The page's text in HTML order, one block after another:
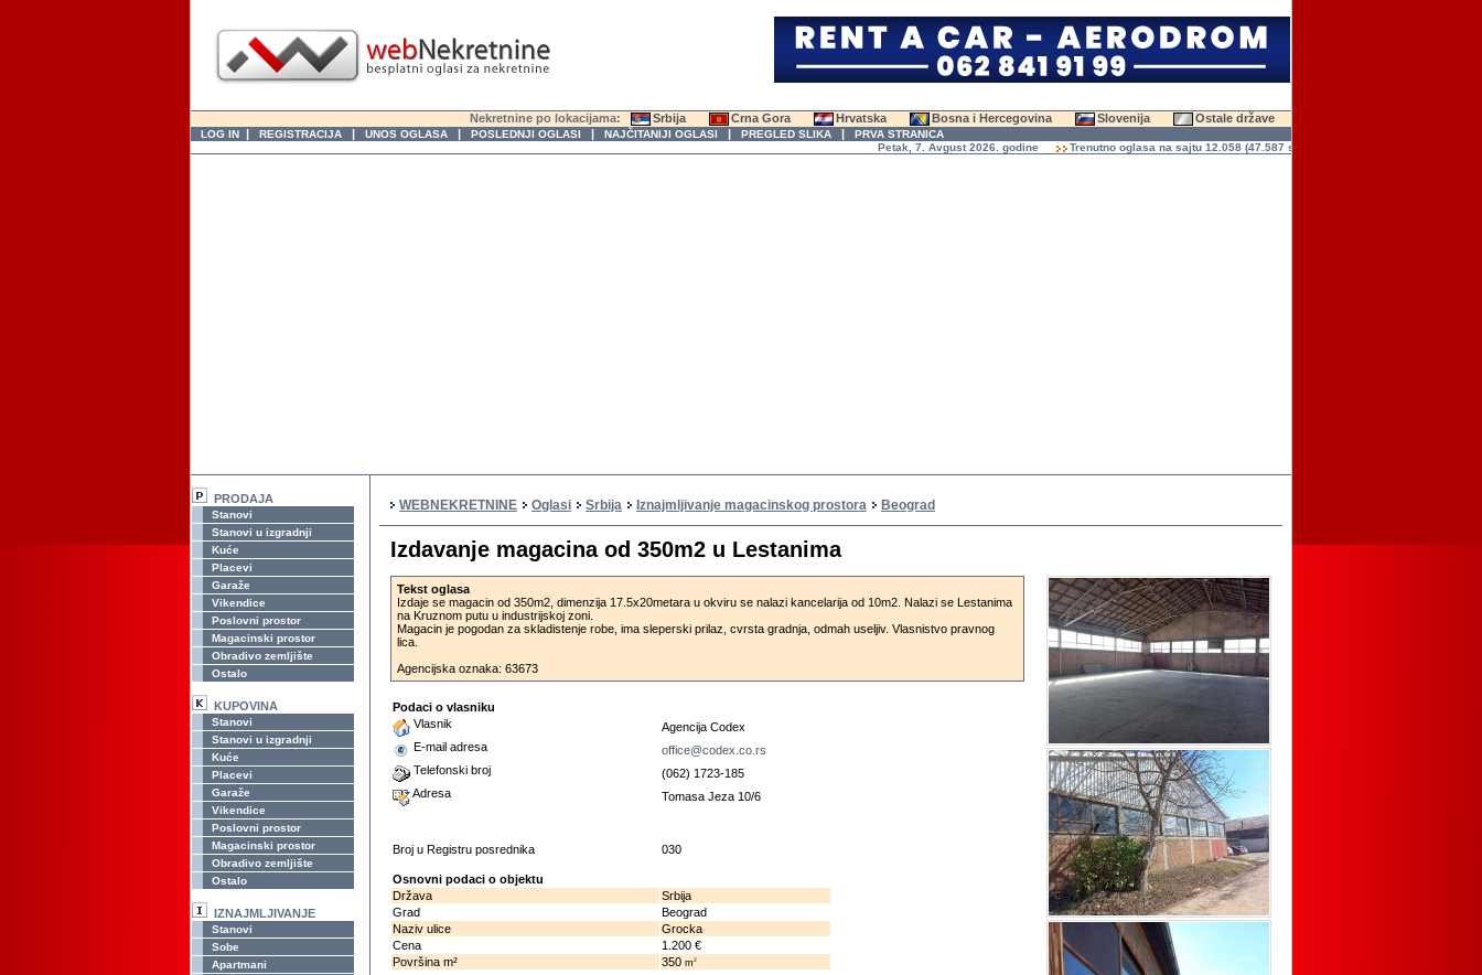
Nekretnine po lokacijama: Srbija Crna Gora Hrvatska Bosna i Hercegovina Slovenija Ostale države
LOG IN | REGISTRACIJA | UNOS OGLASA | POSLEDNJI OGLASI | NAJČITANIJI OGLASI | PREGLED SLIKA | PRVA STRANICA
Petak, 7. Avgust 2026. godine
Trenutno oglasa na sajtu 12.058 (47.587 slika)
PRODAJA
Stanovi
Stanovi u izgradnji
Kuće
Placevi
Garaže
Vikendice
Poslovni prostor
Magacinski prostor
Obradivo zemljište
Ostalo
KUPOVINA
Stanovi
Stanovi u izgradnji
Kuće
Placevi
Garaže
Vikendice
Poslovni prostor
Magacinski prostor
Obradivo zemljište
Ostalo
IZNAJMLJIVANJE
Stanovi
Sobe
Apartmani
WEBNEKRETNINE Oglasi Srbija Iznajmljivanje magacinskog prostora Beograd
Izdavanje magacina od 350m2 u Lestanima
Tekst oglasa
Izdaje se magacin od 350m2, dimenzija 17.5x20metara u okviru se nalazi kancelarija od 10m2. Nalazi se Lestanima
na Kruznom putu u industrijskoj zoni.
Magacin je pogodan za skladistenje robe, ima sleperski prilaz, cvrsta gradnja, odmah useljiv. Vlasnistvo pravnog
lica.
Agencijska oznaka: 63673
Podaci o vlasniku
Vlasnik
Agencija Codex
E-mail adresa
office@codex.co.rs
Telefonski broj
(062) 1723-185
Adresa
Tomasa Jeza 10/6
Broj u Registru posrednika 030
Osnovni podaci o objektu
Država
Srbija
Grad
Beograd
Naziv ulice
Grocka
Cena
1.200 €
Površina m²
350 m2